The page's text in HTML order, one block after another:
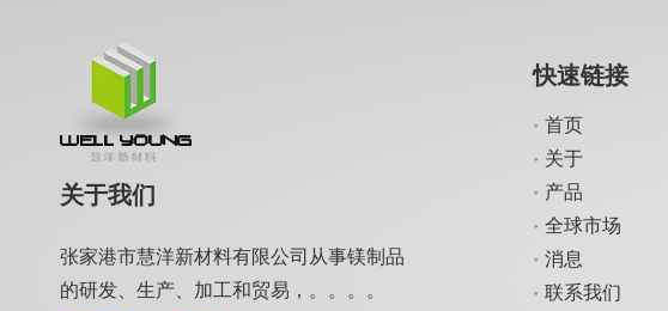
关于我们
张家港市慧洋新材料有限公司从事镁制品
的研发、生产、加工和贸易，。。。。
快速链接
首页
关于
产品
全球市场
消息
联系我们